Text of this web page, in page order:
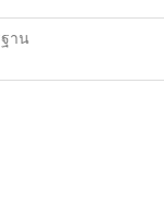
าน